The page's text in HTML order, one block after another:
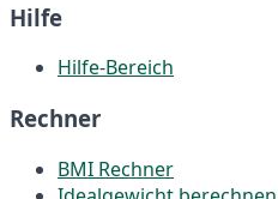
Hilfe
Hilfe-Bereich
Rechner
BMI Rechner